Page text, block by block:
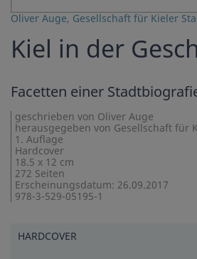
Oliver Auge, Gesellschaft für Kieler
Kiel in der
Facetten einer
geschrieben von Oliver Auge
herausgegeben von Gesellschaft für
1. Auflage
Hardcover
18.5 x 12 cm
272 Seiten
Erscheinungsdatum: 26.09.2017
978-3-529-05195-1
HARDCOVER